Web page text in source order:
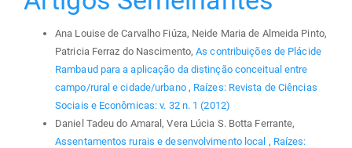
Ana Louise de Carvalho Fiúza, Neide Maria de Almeida Pinto,
Patricia Ferraz do Nascimento,As contribuições de Plácide
Rambaud para a aplicação da distinção conceitual entre
campo/rural e cidade/urbano , Raízes: Revista de Ciências
Sociais e Econômicas: v. 32 n. 1 (2012)
Daniel Tadeu do Amaral, Vera Lúcia S. Botta Ferrante,
Assentamentos rurais e desenvolvimento local , Raízes: